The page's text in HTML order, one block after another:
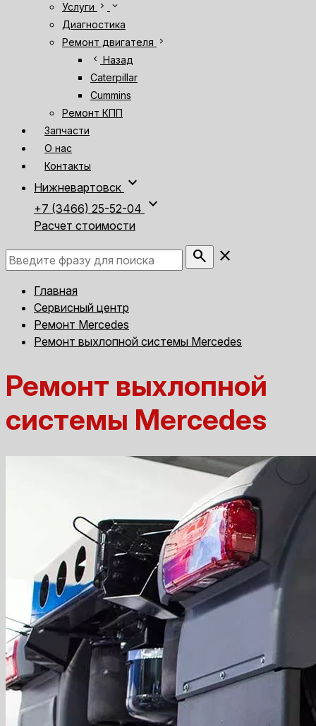
Услуги
chevron_right expand_more
Диагностика
Ремонт двигателя
chevron_right
chevron_left Назад
Caterpillar
Cummins
Ремонт КПП
Запчасти
О нас
Контакты
Нижневартовск expand_more
+7 (3466) 25-52-04 expand_more
Расчет стоимости
search close
Главная
Сервисный центр
Ремонт Mercedes
Ремонт выхлопной системы Mercedes
Ремонт выхлопной
системы Mercedes